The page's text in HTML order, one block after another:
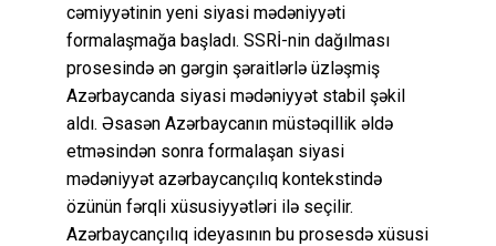
cəmiyyətinin yeni siyasi mədəniyyəti
formalaşmağa başladı. SSRİ-nin dağılması
prosesində ən gərgin şəraitlərlə üzləşmiş
Azərbaycanda siyasi mədəniyyət stabil şəkil
aldı. Əsasən Azərbaycanın müstəqillik əldə
etməsindən sonra formalaşan siyasi
mədəniyyət azərbaycançılıq kontekstində
özünün fərqli xüsusiyyətləri ilə seçilir.
Azərbaycançılıq ideyasının bu prosesdə xüsusi